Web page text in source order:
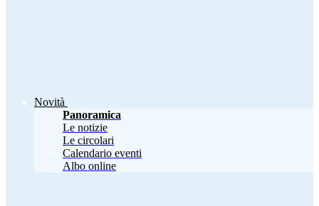
Novità
Panoramica
Le notizie
Le circolari
Calendario eventi
Albo online